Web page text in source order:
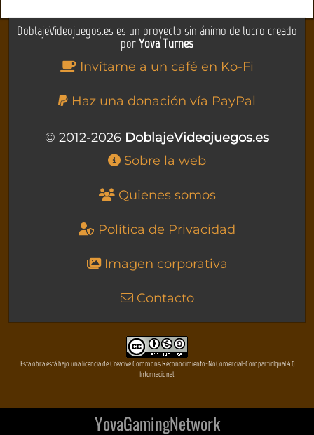
DoblajeVideojuegos.es es un proyecto sin ánimo de lucro creado
porYova Turnes
Invítame a un café en Ko-Fi
Haz una donación vía PayPal
© 2012-2026 DoblajeVideojuegos.es
Sobre la web
Quienes somos
Política de Privacidad
Imagen corporativa
Contacto
Esta obra está bajo una licencia de Creative Commons Reconocimiento-NoComercial-CompartirIgual 4.0
Internacional
YovaGamingNetwork